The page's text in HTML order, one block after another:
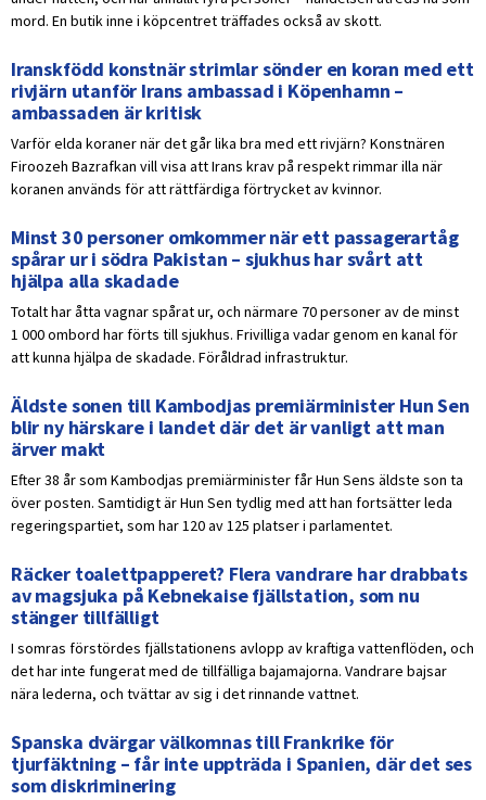
mord. En butik inne i köpcentret träffades också av skott.
Iranskfödd konstnär strimlar sönder en koran med ett
rivjärn utanför Irans ambassad i Köpenhamn –
ambassaden är kritisk
Varför elda koraner när det går lika bra med ett rivjärn? Konstnären
Firoozeh Bazrafkan vill visa att Irans krav på respekt rimmar illa när
koranen används för att rättfärdiga förtrycket av kvinnor.
Minst 30 personer omkommer när ett passagerartåg
spårar ur i södra Pakistan – sjukhus har svårt att
hjälpa alla skadade
Totalt har åtta vagnar spårat ur, och närmare 70 personer av de minst
1 000 ombord har förts till sjukhus. Frivilliga vadar genom en kanal för
att kunna hjälpa de skadade. Föråldrad infrastruktur.
Äldste sonen till Kambodjas premiärminister Hun Sen
blir ny härskare i landet där det är vanligt att man
ärver makt
Efter 38 år som Kambodjas premiärminister får Hun Sens äldste son ta
över posten. Samtidigt är Hun Sen tydlig med att han fortsätter leda
regeringspartiet, som har 120 av 125 platser i parlamentet.
Räcker toalettpapperet? Flera vandrare har drabbats
av magsjuka på Kebnekaise fjällstation, som nu
stänger tillfälligt
I somras förstördes fjällstationens avlopp av kraftiga vattenflöden, och
det har inte fungerat med de tillfälliga bajamajorna. Vandrare bajsar
nära lederna, och tvättar av sig i det rinnande vattnet.
Spanska dvärgar välkomnas till Frankrike för
tjurfäktning – får inte uppträda i Spanien, där det ses
som diskriminering